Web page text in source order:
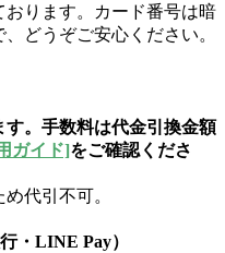
ります。カード番号は暗
どうぞご安心ください。
。手数料は代金引換金額
ガイド]をご確認くださ
代引不可。
・LINE Pay）